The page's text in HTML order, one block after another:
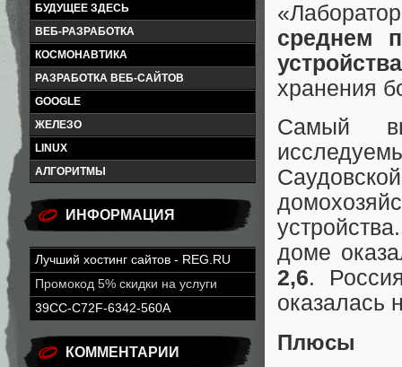
БУДУЩЕЕ ЗДЕСЬ
ВЕБ-РАЗРАБОТКА
КОСМОНАВТИКА
РАЗРАБОТКА ВЕБ-САЙТОВ
GOOGLE
ЖЕЛЕЗО
LINUX
АЛГОРИТМЫ
ИНФОРМАЦИЯ
Лучший хостинг сайтов - REG.RU
Промокод 5% скидки на услуги
39CC-C72F-6342-560A
КОММЕНТАРИИ
среднем
устройства
хранения
Самый
доме
2,6.
оказалась
Плюсы